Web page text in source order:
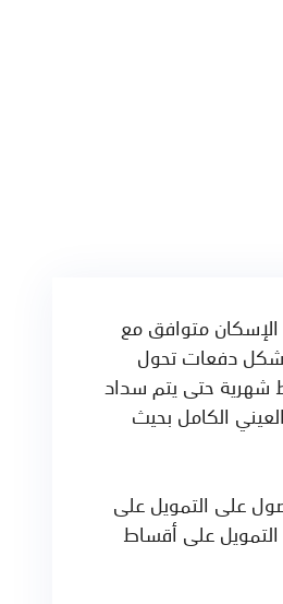
متوافق مع
شكل دفعات تحول
شهرية حتى يتم سداد
الكامل بحيث
على التمويل على
على أقساط